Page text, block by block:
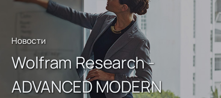
Новости
Wolfram Research -
ADVANCED MODERN